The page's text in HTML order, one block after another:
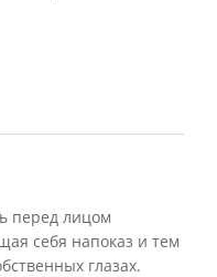
перед лицом
себя напоказ и тем
глазах.